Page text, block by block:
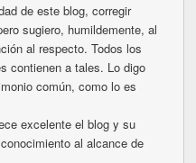
de este blog, corregir
sugiero, humildemente, al
al respecto. Todos los
contienen a tales. Lo digo
común, como lo es
excelente el blog y su
al alcance de